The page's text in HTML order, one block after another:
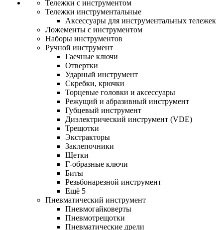
Тележки с инструментом
Тележки инструментальные
Аксессуары для инструментальных тележек
Ложементы с инструментом
Наборы инструментов
Ручной инструмент
Гаечные ключи
Отвертки
Ударный инструмент
Скребки, крючки
Торцевые головки и аксессуары
Режущий и абразивный инструмент
Губцевый инструмент
Диэлектрический инструмент (VDE)
Трещотки
Экстракторы
Заклепочники
Щетки
Г-образные ключи
Биты
Резьбонарезной инструмент
Ещё 5
Пневматический инструмент
Пневмогайковерты
Пневмотрещотки
Пневматические дрели